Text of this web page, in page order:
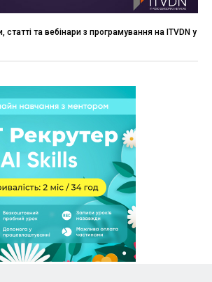
статті та вебінари з програмування на ITVDN у